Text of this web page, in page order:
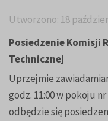
Utworzono: 18
Posiedzenie Komisji
Technicznej
Uprzejmie
godz. 11:00 w pokoju
odbędzie się